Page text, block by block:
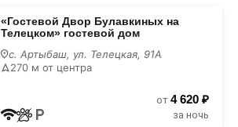
«Гостевой Двор Булавкиных на
Телецком» гостевой дом
с. Артыбаш, ул. Телецкая, 91А
270 м от центра
от 4 620 ₽
за ночь